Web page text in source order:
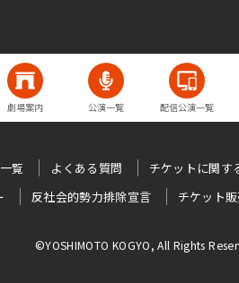
劇場案内 公演一覧 配信公演一覧
覧 よくある質問
チケットに関す
反社会的勢力排除宣言 チケット
©YOSHIMOTO KOGYO, All Rights